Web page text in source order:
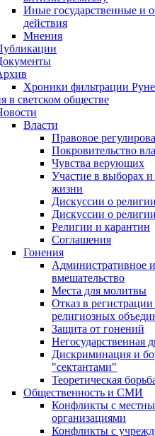
Иные государственные и
действия
Мнения
Хроники фильтрации
в светском обществе
Власти
Правовое
Покровительство
Чувства верующих
Участие в выборах
жизни
Дискуссии о
Дискуссии о
Религии и карантин
Соглашения
Гонения
Административное
вмешательство
Места для молитвы
Отказ в
религиозных
Защита от гонений
Негосударственная
Дискриминация и
"сектантами"
Теоретическая
Общественность и СМИ
Конфликты с
организациями
Конфликты с